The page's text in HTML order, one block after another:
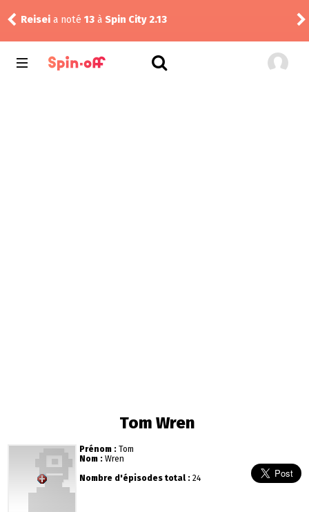
Reisei a noté 13 à Spin City 2.13
Tom Wren
Prénom : Tom
Nom : Wren
Nombre d'épisodes total : 24